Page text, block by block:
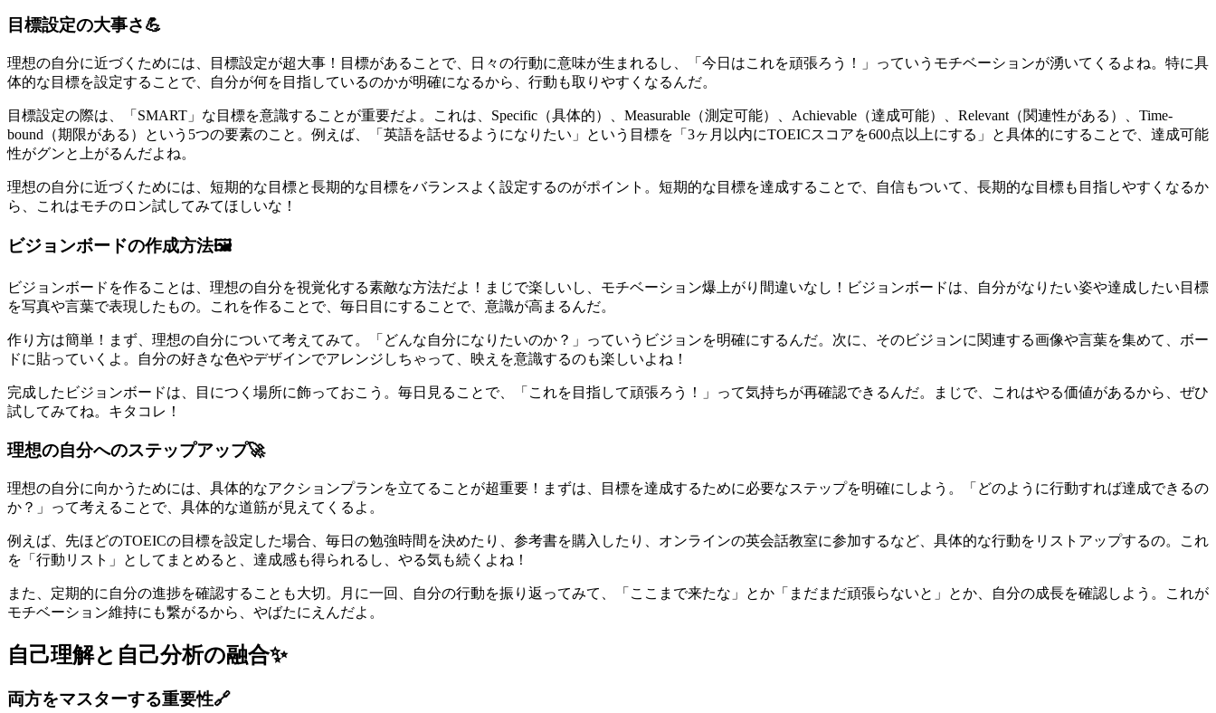
目標設定の大事さ💪
理想の自分に近づくためには、目標設定が超大事！目標があることで、日々の行動に意味が生まれるし、「今日はこれを頑張ろう！」っていうモチベーションが湧いてくるよね。特に具
体的な目標を設定することで、自分が何を目指しているのかが明確になるから、行動も取りやすくなるんだ。
目標設定の際は、「SMART」な目標を意識することが重要だよ。これは、Specific（具体的）、Measurable（測定可能）、Achievable（達成可能）、Relevant（関連性がある）、Time-
bound（期限がある）という5つの要素のこと。例えば、「英語を話せるようになりたい」という目標を「3ヶ月以内にTOEICスコアを600点以上にする」と具体的にすることで、達成可能
性がグンと上がるんだよね。
理想の自分に近づくためには、短期的な目標と長期的な目標をバランスよく設定するのがポイント。短期的な目標を達成することで、自信もついて、長期的な目標も目指しやすくなるか
ら、これはモチのロン試してみてほしいな！
ビジョンボードの作成方法🖼️
ビジョンボードを作ることは、理想の自分を視覚化する素敵な方法だよ！まじで楽しいし、モチベーション爆上がり間違いなし！ビジョンボードは、自分がなりたい姿や達成したい目標
を写真や言葉で表現したもの。これを作ることで、毎日目にすることで、意識が高まるんだ。
作り方は簡単！まず、理想の自分について考えてみて。「どんな自分になりたいのか？」っていうビジョンを明確にするんだ。次に、そのビジョンに関連する画像や言葉を集めて、ボー
ドに貼っていくよ。自分の好きな色やデザインでアレンジしちゃって、映えを意識するのも楽しいよね！
完成したビジョンボードは、目につく場所に飾っておこう。毎日見ることで、「これを目指して頑張ろう！」って気持ちが再確認できるんだ。まじで、これはやる価値があるから、ぜひ
試してみてね。キタコレ！
理想の自分へのステップアップ🚀
理想の自分に向かうためには、具体的なアクションプランを立てることが超重要！まずは、目標を達成するために必要なステップを明確にしよう。「どのように行動すれば達成できるの
か？」って考えることで、具体的な道筋が見えてくるよ。
例えば、先ほどのTOEICの目標を設定した場合、毎日の勉強時間を決めたり、参考書を購入したり、オンラインの英会話教室に参加するなど、具体的な行動をリストアップするの。これ
を「行動リスト」としてまとめると、達成感も得られるし、やる気も続くよね！
また、定期的に自分の進捗を確認することも大切。月に一回、自分の行動を振り返ってみて、「ここまで来たな」とか「まだまだ頑張らないと」とか、自分の成長を確認しよう。これが
モチベーション維持にも繋がるから、やばたにえんだよ。
自己理解と自己分析の融合✨
両方をマスターする重要性🔗